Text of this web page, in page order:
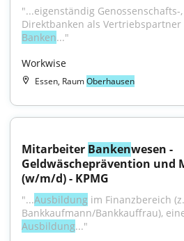
"...eigenständig Genossenschafts-
Banken..."
Workwise
Essen, RaumOberhausen
Mitarbeiter Bankenwesen -
Geldwäscheprävention und
(w/m/d) - KPMG
"...Ausbildung im Finanzbereich
Ausbildung..."